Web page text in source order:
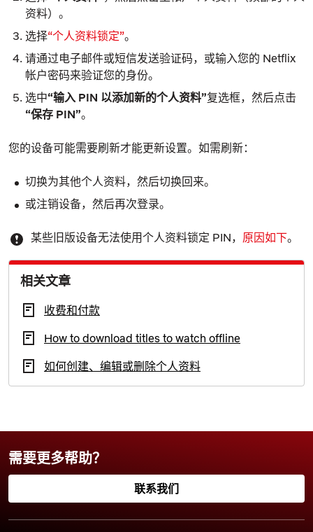
资料）。
选择“个人资料锁定”。
请通过电子邮件或短信发送验证码，或输入您的 Netflix
帐户密码来验证您的身份。
选中“输入 PIN 以添加新的个人资料”复选框，然后点击
“保存 PIN”。
您的设备可能需要刷新才能更新设置。如需刷新：
切换为其他个人资料，然后切换回来。
或注销设备，然后再次登录。
某些旧版设备无法使用个人资料锁定 PIN， 原因如下。
相关文章
收费和付款
How to download titles to watch offline
如何创建、编辑或删除个人资料
需要更多帮助？
联系我们